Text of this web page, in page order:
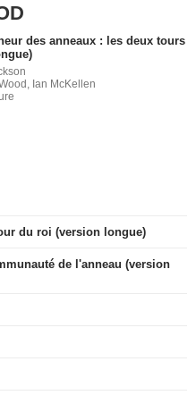
des anneaux : les deux tours
Ian McKellen
du roi (version longue)
de l'anneau (version